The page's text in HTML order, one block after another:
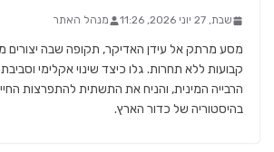
שבת, 27 יוני 2026, 11:26 מנהל האתר
מסע מרתק אל עידן האדיקר, תקופה שבה יצורים
קבועות ללא תחרות. גלו כיצד שינוי אקלימי
הרבייה המינית, והניח את התשתית להתפרצות
בהיסטוריה של כדור הארץ.